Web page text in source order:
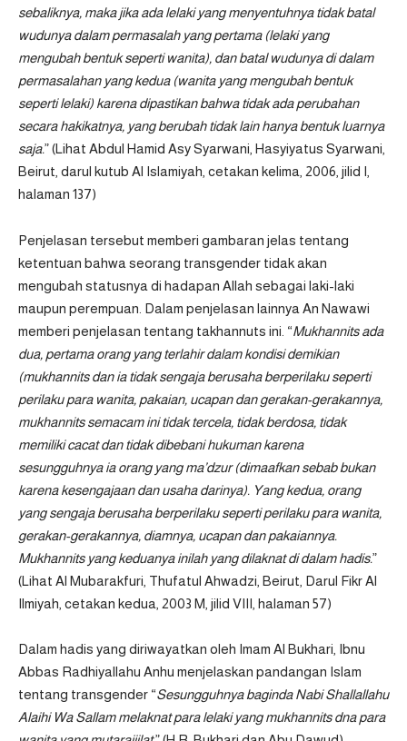
sebaliknya, maka jika ada lelaki yang menyentuhnya tidak batal
wudunya dalam permasalah yang pertama (lelaki yang
mengubah bentuk seperti wanita), dan batal wudunya di dalam
permasalahan yang kedua (wanita yang mengubah bentuk
seperti lelaki) karena dipastikan bahwa tidak ada perubahan
secara hakikatnya, yang berubah tidak lain hanya bentuk luarnya
saja.” (Lihat Abdul Hamid Asy Syarwani, Hasyiyatus Syarwani,
Beirut, darul kutub Al Islamiyah, cetakan kelima, 2006, jilid I,
halaman 137)
Penjelasan tersebut memberi gambaran jelas tentang
ketentuan bahwa seorang transgender tidak akan
mengubah statusnya di hadapan Allah sebagai laki-laki
maupun perempuan. Dalam penjelasan lainnya An Nawawi
memberi penjelasan tentang takhannuts ini. “Mukhannits ada
dua, pertama orang yang terlahir dalam kondisi demikian
(mukhannits dan ia tidak sengaja berusaha berperilaku seperti
perilaku para wanita, pakaian, ucapan dan gerakan-gerakannya,
mukhannits semacam ini tidak tercela, tidak berdosa, tidak
memiliki cacat dan tidak dibebani hukuman karena
sesungguhnya ia orang yang ma’dzur (dimaafkan sebab bukan
karena kesengajaan dan usaha darinya). Yang kedua, orang
yang sengaja berusaha berperilaku seperti perilaku para wanita,
gerakan-gerakannya, diamnya, ucapan dan pakaiannya.
Mukhannits yang keduanya inilah yang dilaknat di dalam hadis.”
(Lihat Al Mubarakfuri, Thufatul Ahwadzi, Beirut, Darul Fikr Al
Ilmiyah, cetakan kedua, 2003 M, jilid VIII, halaman 57)
Dalam hadis yang diriwayatkan oleh Imam Al Bukhari, Ibnu
Abbas Radhiyallahu Anhu menjelaskan pandangan Islam
tentang transgender “Sesungguhnya baginda Nabi Shallallahu
Alaihi Wa Sallam melaknat para lelaki yang mukhannits dna para